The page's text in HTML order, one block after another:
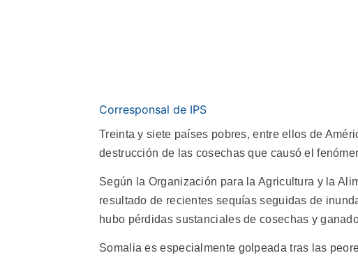
Corresponsal de IPS
Treinta y siete países pobres, entre ellos de
destrucción de las cosechas que causó el
Según la Organización para la Agricultura y la
resultado de recientes sequías seguidas de
hubo pérdidas sustanciales de cosechas y
Somalia es especialmente golpeada tras las